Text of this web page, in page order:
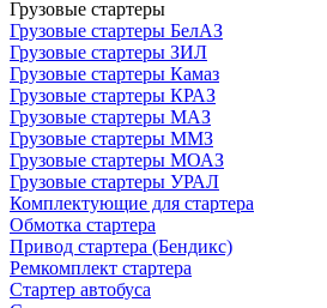
Грузовые стартеры
Грузовые стартеры БелАЗ
Грузовые стартеры ЗИЛ
Грузовые стартеры Камаз
Грузовые стартеры КРАЗ
Грузовые стартеры МАЗ
Грузовые стартеры ММЗ
Грузовые стартеры МОАЗ
Грузовые стартеры УРАЛ
Комплектующие для стартера
Обмотка стартера
Привод стартера (Бендикс)
Ремкомплект стартера
Стартер автобуса